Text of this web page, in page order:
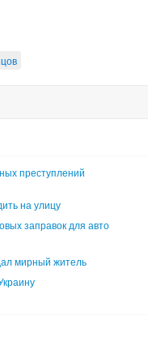
преступлений
на улицу
заправок для авто
мирный житель